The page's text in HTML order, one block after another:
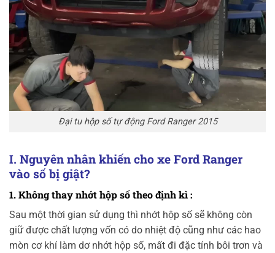
Đại tu hộp số tự động Ford Ranger 2015
I. Nguyên nhân khiến cho xe Ford Ranger
vào số bị giật?
1. Không thay nhớt hộp số theo định kì :
Sau một thời gian sử dụng thì nhớt hộp số sẽ không còn
giữ được chất lượng vốn có do nhiệt độ cũng như các hao
mòn cơ khí làm dơ nhớt hộp số, mất đi đặc tính bôi trơn và